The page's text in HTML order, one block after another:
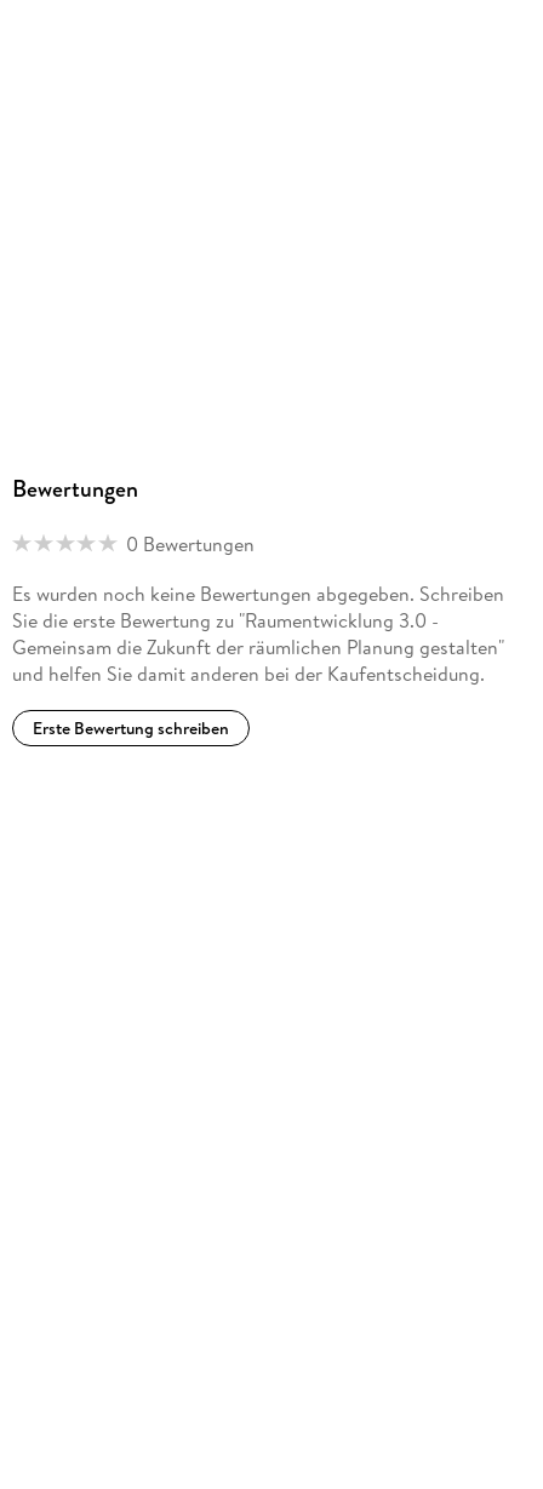
Bewertungen
0 Bewertungen
Es wurden noch keine Bewertungen abgegeben. Schreiben
Sie die erste Bewertung zu "Raumentwicklung 3.0 -
Gemeinsam die Zukunft der räumlichen Planung gestalten"
und helfen Sie damit anderen bei der Kaufentscheidung.
Erste Bewertung schreiben